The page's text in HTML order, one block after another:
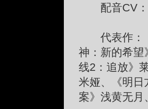
配音CV：
代表作：《
神：新的希望
线2：追放》
米娅、《明日
案》浅黄无